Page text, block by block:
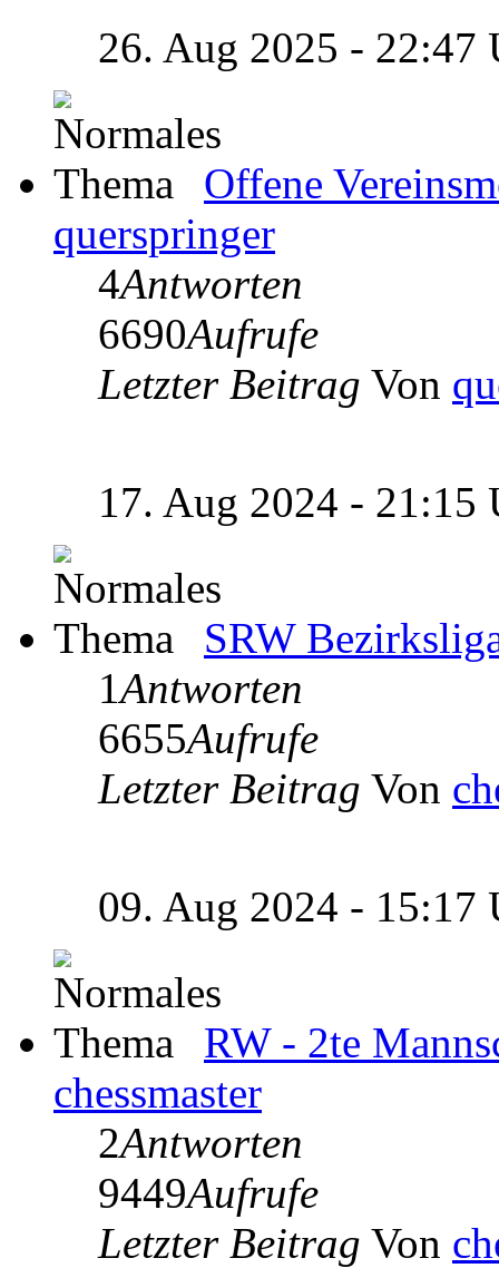
26. Aug 2025 - 22:47
Offene
querspringer
4Antworten
6690Aufrufe
Letzter Beitrag Von
17. Aug 2024 -
SRW
1Antworten
6655Aufrufe
Letzter Beitrag Von
09. Aug 2024 - 15:17
RW - 2te
chessmaster
2Antworten
9449Aufrufe
Letzter Beitrag Von